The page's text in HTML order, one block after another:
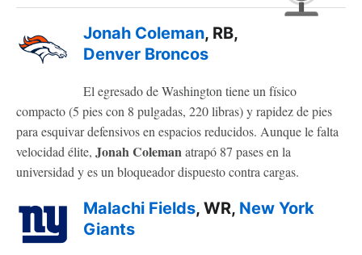
Jonah Coleman, RB,
Denver Broncos
El egresado de Washington tiene un físico
compacto (5 pies con 8 pulgadas, 220 libras) y rapidez de pies
para esquivar defensivos en espacios reducidos. Aunque le falta
velocidad élite, Jonah Colemanatrapó 87 pases en la
universidad y es un bloqueador dispuesto contra cargas.
Malachi Fields, WR, New York
Giants